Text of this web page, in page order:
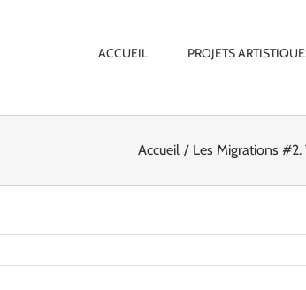
ACCUEIL PROJETS
Accueil Les Migrations #2.